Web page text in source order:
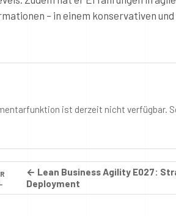
– in einem konservativen
ist derzeit nicht verfügbar.
← Lean Business Agility E027:
Deployment